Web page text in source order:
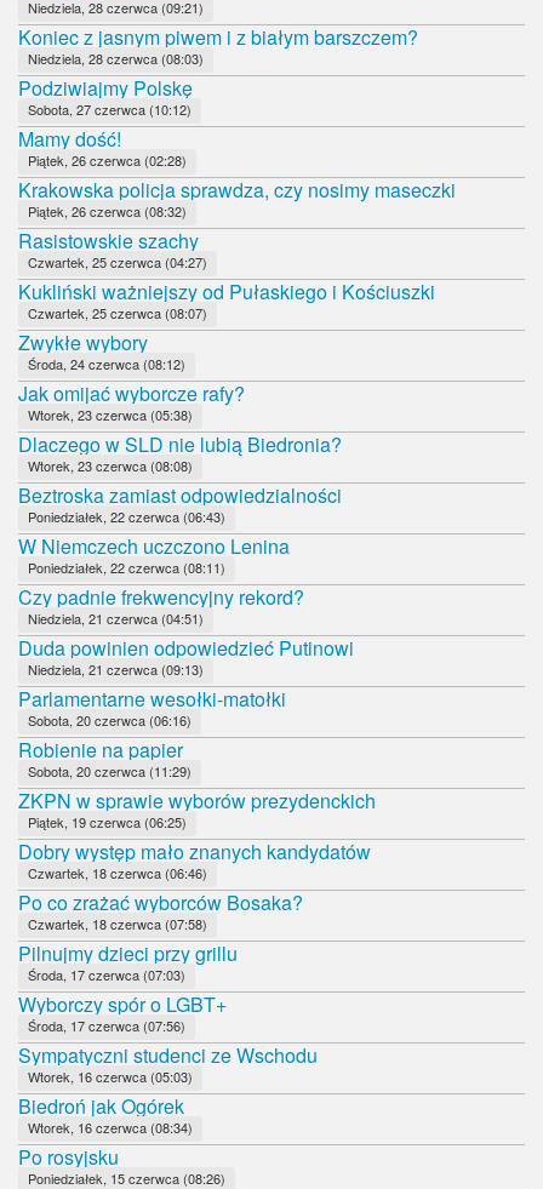
Niedziela, 28 czerwca (09:21)
Koniec z jasnym piwem i z białym barszczem?
Niedziela, 28 czerwca (08:03)
Podziwiajmy Polskę
Sobota, 27 czerwca (10:12)
Mamy dość!
Piątek, 26 czerwca (02:28)
Krakowska policja sprawdza, czy nosimy maseczki
Piątek, 26 czerwca (08:32)
Rasistowskie szachy
Czwartek, 25 czerwca (04:27)
Kukliński ważniejszy od Pułaskiego i Kościuszki
Czwartek, 25 czerwca (08:07)
Zwykłe wybory
Środa, 24 czerwca (08:12)
Jak omijać wyborcze rafy?
Wtorek, 23 czerwca (05:38)
Dlaczego w SLD nie lubią Biedronia?
Wtorek, 23 czerwca (08:08)
Beztroska zamiast odpowiedzialności
Poniedziałek, 22 czerwca (06:43)
W Niemczech uczczono Lenina
Poniedziałek, 22 czerwca (08:11)
Czy padnie frekwencyjny rekord?
Niedziela, 21 czerwca (04:51)
Duda powinien odpowiedzieć Putinowi
Niedziela, 21 czerwca (09:13)
Parlamentarne wesołki-matołki
Sobota, 20 czerwca (06:16)
Robienie na papier
Sobota, 20 czerwca (11:29)
ZKPN w sprawie wyborów prezydenckich
Piątek, 19 czerwca (06:25)
Dobry występ mało znanych kandydatów
Czwartek, 18 czerwca (06:46)
Po co zrażać wyborców Bosaka?
Czwartek, 18 czerwca (07:58)
Pilnujmy dzieci przy grillu
Środa, 17 czerwca (07:03)
Wyborczy spór o LGBT+
Środa, 17 czerwca (07:56)
Sympatyczni studenci ze Wschodu
Wtorek, 16 czerwca (05:03)
Biedroń jak Ogórek
Wtorek, 16 czerwca (08:34)
Po rosyjsku
Poniedziałek, 15 czerwca (08:26)